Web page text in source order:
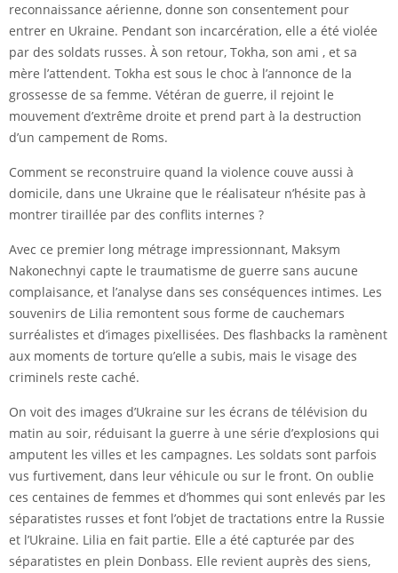
reconnaissance aérienne, donne son consentement pour
entrer en Ukraine. Pendant son incarcération, elle a été violée
par des soldats russes. À son retour, Tokha, son ami , et sa
mère l’attendent. Tokha est sous le choc à l’annonce de la
grossesse de sa femme. Vétéran de guerre, il rejoint le
mouvement d’extrême droite et prend part à la destruction
d’un campement de Roms.
Comment se reconstruire quand la violence couve aussi à
domicile, dans une Ukraine que le réalisateur n’hésite pas à
montrer tiraillée par des conflits internes ?
Avec ce premier long métrage impressionnant, Maksym
Nakonechnyi capte le traumatisme de guerre sans aucune
complaisance, et l’analyse dans ses conséquences intimes. Les
souvenirs de Lilia remontent sous forme de cauchemars
surréalistes et d’images pixellisées. Des flashbacks la ramènent
aux moments de torture qu’elle a subis, mais le visage des
criminels reste caché.
On voit des images d’Ukraine sur les écrans de télévision du
matin au soir, réduisant la guerre à une série d’explosions qui
amputent les villes et les campagnes. Les soldats sont parfois
vus furtivement, dans leur véhicule ou sur le front. On oublie
ces centaines de femmes et d’hommes qui sont enlevés par les
séparatistes russes et font l’objet de tractations entre la Russie
et l’Ukraine. Lilia en fait partie. Elle a été capturée par des
séparatistes en plein Donbass. Elle revient auprès des siens,